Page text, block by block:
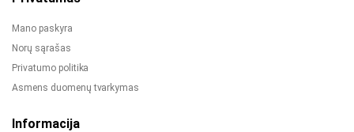
Mano paskyra
Norų sąrašas
Privatumo politika
Asmens duomenų tvarkymas
Informacija